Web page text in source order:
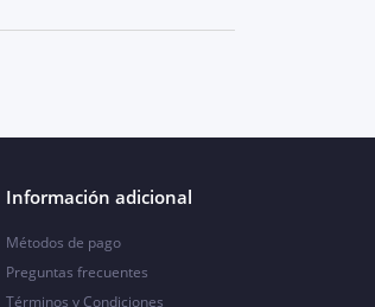
Información adicional
Métodos de pago
Preguntas frecuentes
Términos y Condiciones